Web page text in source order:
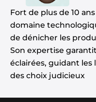
Fort de plus de 10
domaine
de dénicher les
Son expertise
éclairées, guidant les
des choix judicieux